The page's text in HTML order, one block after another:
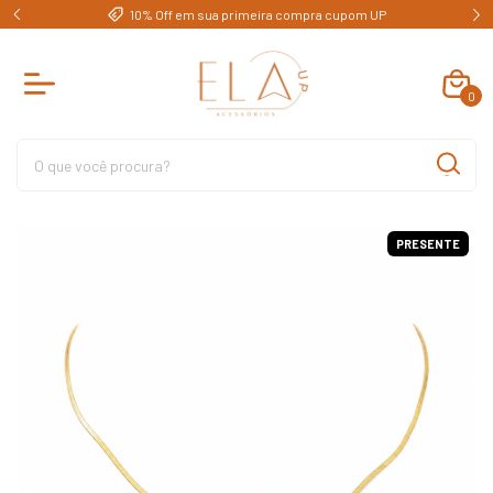
10% Off em sua primeira compra cupom UP
0
PRESENTE